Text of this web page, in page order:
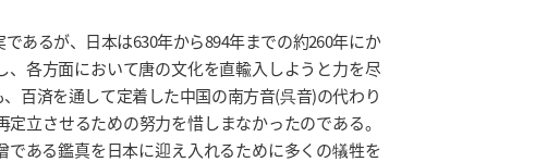
あるが、日本は630年から894年までの約260年にか
、各方面において唐の文化を直輸入しようと力を尽
百済を通して定着した中国の南方音(呉音)の代わり
立させるための努力を惜しまなかったのである。
である鑑真を日本に迎え入れるために多くの犠牲を